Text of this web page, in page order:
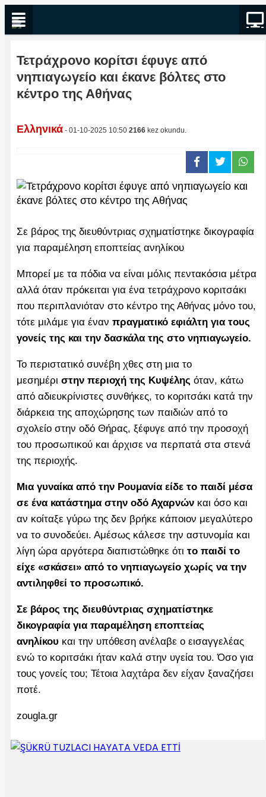
Τετράχρονο κορίτσι έφυγε από
νηπιαγωγείο και έκανε βόλτες στο
κέντρο της Αθήνας
Ελληνικά - 01-10-2025 10:50 2166 kez okundu.
Σε βάρος της διευθύντριας σχηματίστηκε δικογραφία
για παραμέληση εποπτείας ανηλίκου
Μπορεί με τα πόδια να είναι μόλις πεντακόσια μέτρα
αλλά όταν πρόκειται για ένα τετράχρονο κοριτσάκι
που περιπλανιόταν στο κέντρο της Αθήνας μόνο του,
τότε μιλάμε για έναν πραγματικό εφιάλτη για τους
γονείς της και την δασκάλα της στο νηπιαγωγείο.
Το περιστατικό συνέβη χθες στη μια το
μεσημέρι στην περιοχή της Κυψέλης όταν, κάτω
από αδιευκρίνιστες συνθήκες, το κοριτσάκι κατά την
διάρκεια της αποχώρησης των παιδιών από το
σχολείο στην οδό Θήρας, ξέφυγε από την προσοχή
του προσωπικού και άρχισε να περπατά στα στενά
της περιοχής.
Μια γυναίκα από την Ρουμανία είδε το παιδί μέσα
σε ένα κατάστημα στην οδό Αχαρνών και όσο και
αν κοίταξε γύρω της δεν βρήκε κάποιον μεγαλύτερο
να το συνοδεύει. Αμέσως κάλεσε την αστυνομία και
λίγη ώρα αργότερα διαπιστώθηκε ότι το παιδί το
είχε «σκάσει» από το νηπιαγωγείο χωρίς να την
αντιληφθεί το προσωπικό.
Σε βάρος της διευθύντριας σχηματίστηκε
δικογραφία για παραμέληση εποπτείας
ανηλίκου και την υπόθεση ανέλαβε ο εισαγγελέας
ενώ το κοριτσάκι ήταν καλά στην υγεία του. Όσο για
τους γονείς του; Τέτοια λαχτάρα δεν είχαν ξαναζήσει
ποτέ.
zougla.gr